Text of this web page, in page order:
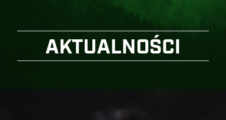
AKTUALNOŚCI